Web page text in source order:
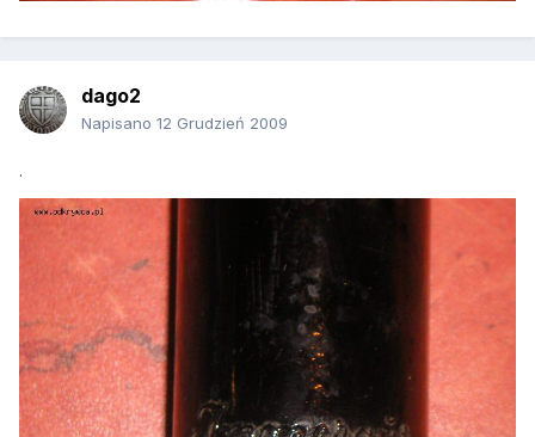
dago2
Napisano 12 Grudzień 2009
.